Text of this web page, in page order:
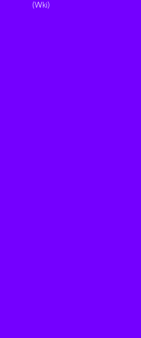
(Wki)